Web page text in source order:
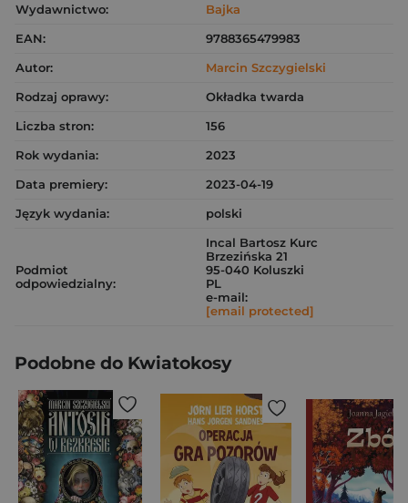
Wydawnictwo:
Bajka
EAN:
9788365479983
Autor:
Marcin Szczygielski
Rodzaj oprawy:
Okładka twarda
Liczba stron:
156
Rok wydania:
2023
Data premiery:
2023-04-19
Język wydania:
polski
Podmiot
odpowiedzialny:
Incal Bartosz Kurc
Brzezińska 21
95-040 Koluszki
PL
e-mail:
[email protected]
Podobne do Kwiatokosy